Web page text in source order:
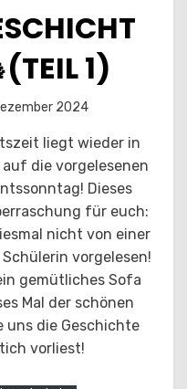
1)
2024
liegt wieder in
die vorgelesenen
Dieses
für euch:
nicht von einer
vorgelesen!
gemütliches Sofa
Mal der schönen
uns die Geschichte
vorliest!